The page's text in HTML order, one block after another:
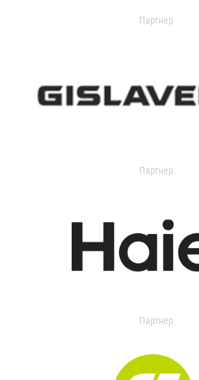
Партнер
Партнер
Партнер